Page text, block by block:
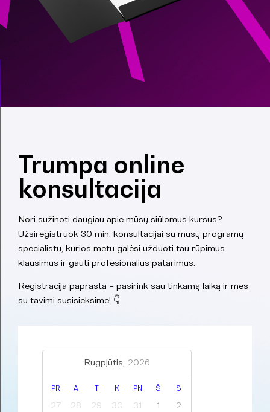
Trumpa online
konsultacija
Nori sužinoti daugiau apie mūsų siūlomus kursus?
Užsiregistruok 30 min. konsultacijai su mūsų programų
specialistu, kurios metu galėsi užduoti tau rūpimus
klausimus ir gauti profesionalius patarimus.
Registracija paprasta – pasirink sau tinkamą laiką ir mes
su tavimi susisieksime! 👇
Rugpjūtis, 2026
PR A T K PN Š S
27 28 29 30 31 1
2